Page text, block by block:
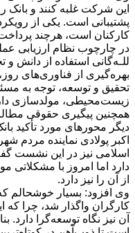
این شرکت غلبه کنند و بانک
پشتیبانی است. یکی از
کارکنان است، هرچند
در چارچوب نظام ارزیابی
للـه‌گانی استفاده از
بهره‌گیری از فناوری‌های
تحقیق و توسعه، توجه به
زیست‌محیطی، مولدسازی
همچنین پیگیری حقوقی
دیگر محورهای مورد تأکید
اکبر پولادی نماینده
اسلامی نیز در این نشست
دارد اما امروز با
از آن را نیز دارد.
وی افزود: بسیار خوشحالم
کارگران واگذار شد، چرا که
آن نیز نگاه توسعه‌گرا دارد.